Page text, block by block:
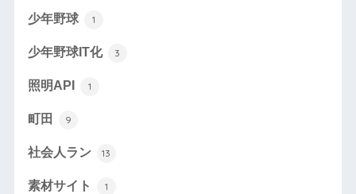
少年野球 1
少年野球IT化 3
照明API 1
町田 9
社会人ラン 13
素材サイト 1